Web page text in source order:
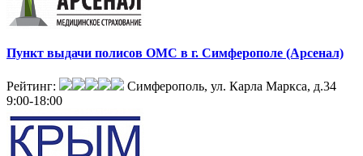
Пункт выдачи полисов ОМС в г. Симферополе (Арсенал)
Рейтинг:
Симферополь, ул. Карла Маркса, д.34
9:00-18:00